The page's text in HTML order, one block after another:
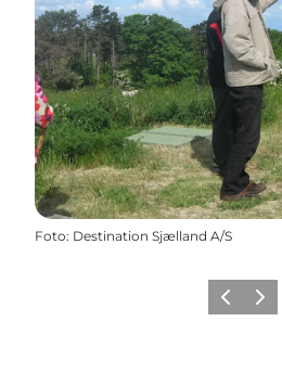
Foto: Destination Sjælland A/S
ZurückWeiter